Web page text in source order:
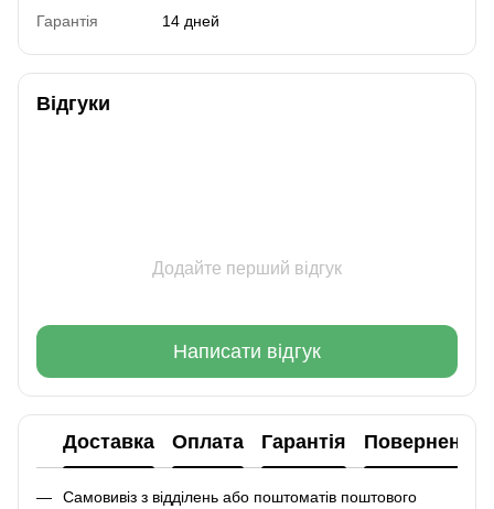
Гарантія
14 дней
Відгуки
Додайте перший відгук
Написати відгук
Доставка Оплата Гарантія Повернення
Самовивіз з відділень або поштоматів поштового